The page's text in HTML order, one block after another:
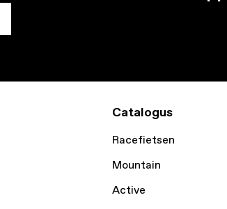
Catalogus
Racefietsen
Mountain
Active